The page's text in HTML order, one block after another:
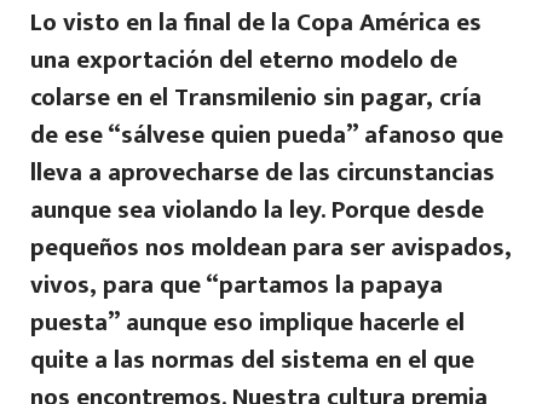
Lo visto en la final de la Copa América es
una exportación del eterno modelo de
colarse en el Transmilenio sin pagar, cría
de ese “sálvese quien pueda” afanoso que
lleva a aprovecharse de las circunstancias
aunque sea violando la ley. Porque desde
pequeños nos moldean para ser avispados,
vivos, para que “partamos la papaya
puesta” aunque eso implique hacerle el
quite a las normas del sistema en el que